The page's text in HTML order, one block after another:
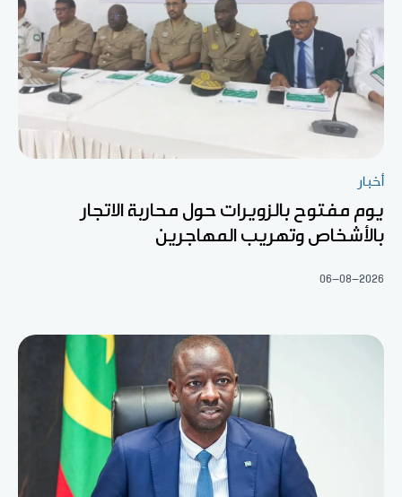
أخبار
يوم مفتوح بالزويرات حول محاربة الاتجار
بالأشخاص وتهريب المهاجرين
06-08-2026